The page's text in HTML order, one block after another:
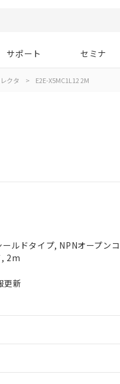
サポート セミナ
クタ > E2E-X5MC1L12 2M
ルドタイプ, NPNオープン
, 2m
更新